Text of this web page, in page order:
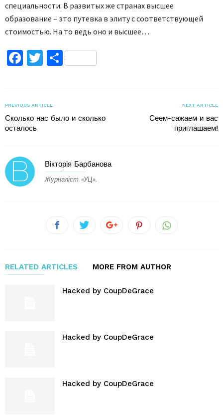
специальности. В развитых же странах высшее
образование – это путевка в элиту с соответствующей
стоимостью. На то ведь оно и высшее…
Facebook
TwitterПоділитися
PREVIOUS ARTICLE
Сколько нас было и сколько
осталось
NEXT ARTICLE
Сеем-сажаем и вас
приглашаем!
Вікторія Барбанова
Журналіст «УЦ».
RELATED ARTICLES MORE FROM AUTHOR
Hacked by CoupDeGrace
Hacked by CoupDeGrace
Hacked by CoupDeGrace